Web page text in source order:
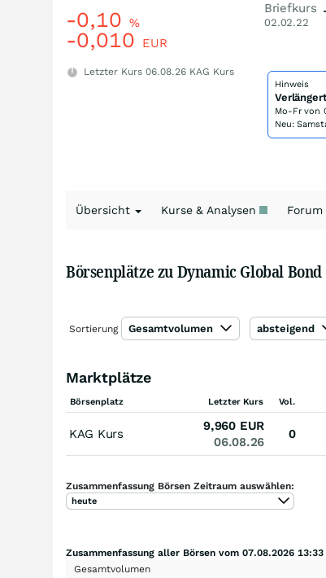
-0,10 %
-0,010 EUR
Letzter Kurs 06.08.26 KAG Kurs
Briefkurs
02.02.22
Hinweis
Mo-Fr von
Neu:
Übersicht Kurse & Analysen Forum
Börsenplätze zu Dynamic Global Bond
Sortierung Gesamtvolumen absteigend
Marktplätze
Börsenplatz Letzter Kurs Vol.
KAG Kurs
9,960 EUR
06.08.26
0
Zusammenfassung Börsen Zeitraum auswählen:
heute
Zusammenfassung aller Börsen vom 07.08.2026 13:33
Gesamtvolumen